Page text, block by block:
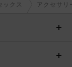
ックス アクセサリ